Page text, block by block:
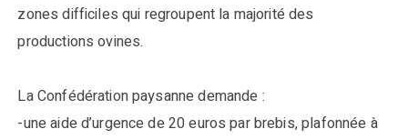
zones difficiles qui regroupent la majorité des
productions ovines.
La Confédération paysanne demande :
-une aide d’urgence de 20 euros par brebis, plafonnée à